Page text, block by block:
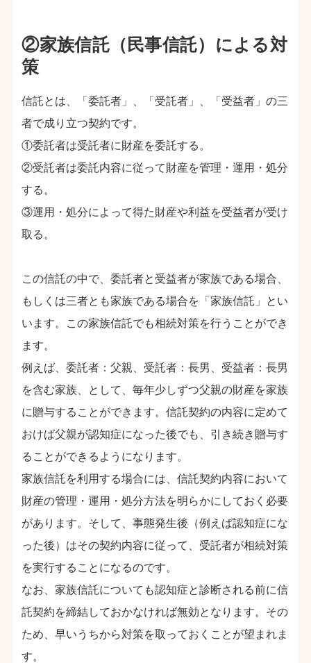
②家族信託（民事信託）による対
策
信託とは、「委託者」、「受託者」、「受益者」の三
者で成り立つ契約です。
①委託者は受託者に財産を委託する。
②受託者は委託内容に従って財産を管理・運用・処分
する。
③運用・処分によって得た財産や利益を受益者が受け
取る。
この信託の中で、委託者と受益者が家族である場合、
もしくは三者とも家族である場合を「家族信託」とい
います。この家族信託でも相続対策を行うことができ
ます。
例えば、委託者：父親、受託者：長男、受益者：長男
を含む家族、として、毎年少しずつ父親の財産を家族
に贈与することができます。信託契約の内容に定めて
おけば父親が認知症になった後でも、引き続き贈与す
ることができるようになります。
家族信託を利用する場合には、信託契約内容において
財産の管理・運用・処分方法を明らかにしておく必要
があります。そして、事態発生後（例えば認知症にな
った後）はその契約内容に従って、受託者が相続対策
を実行することになるのです。
なお、家族信託についても認知症と診断される前に信
託契約を締結しておかなければ無効となります。その
ため、早いうちから対策を取っておくことが望まれま
す。